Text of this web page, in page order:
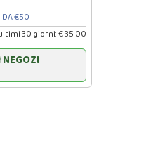
DA €50
30 giorni: € 35.00